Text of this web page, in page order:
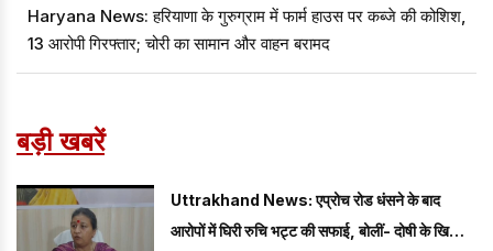
Haryana News: हरियाणा के गुरुग्राम में फार्म हाउस पर कब्जे की कोशिश,
13 आरोपी गिरफ्तार; चोरी का सामान और वाहन बरामद
बड़ी खबरें
Uttrakhand News: एप्रोच रोड धंसने के बाद
आरोपों में घिरी रुचि भट्ट की सफाई, बोलीं- दोषी के खिलाफ